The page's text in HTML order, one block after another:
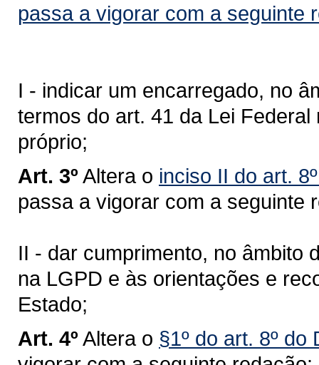
passa a vigorar com a seguinte
I - indicar um encarregado, no
termos do art. 41 da Lei
próprio;
Art. 3º Altera o inciso II do art.
passa a vigorar com a seguinte
II - dar cumprimento, no âmbito
na LGPD e às orientações e
Estado;
Art. 4º Altera o §1º do art. 8º